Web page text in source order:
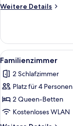
Weitere Details
Weitere
Seeblick
(Small)
Alle
Fotos
für
Familienzimmer
anzeigen
3
Familienzimmer
2 Schlafzimmer
Platz für 4 Personen
2 Queen-Betten
Kostenloses WLAN